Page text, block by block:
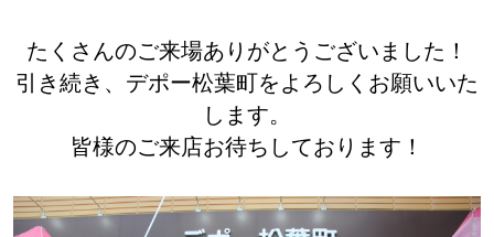
たくさんのご来場ありがとうございました！
引き続き、デポー松葉町をよろしくお願いいた
します。
皆様のご来店お待ちしております！